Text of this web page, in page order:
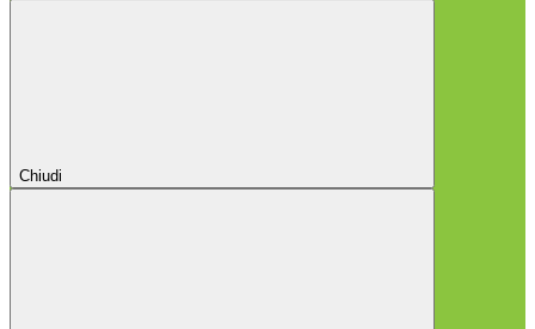
Chiudi